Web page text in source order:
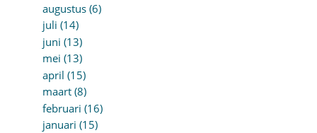
augustus (6)
juli (14)
juni (13)
mei (13)
april (15)
maart (8)
februari (16)
januari (15)